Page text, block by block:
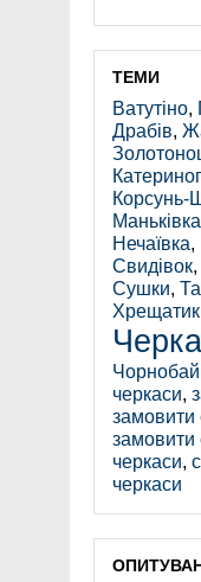
ТЕМИ
Ватутіно,
Драбів,
Корсунь-
Маньківка
Нечаївка,
Свидівок,
Сушки,
Хрещатик
Чорнобай
черкаси,
замовити
замовити
черкаси,
черкаси